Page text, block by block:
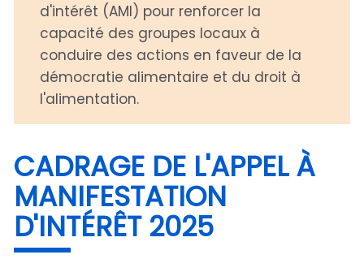
d'intérêt (AMI) pour renforcer la
capacité des groupes locaux à
conduire des actions en faveur de la
démocratie alimentaire et du droit à
l'alimentation.
CADRAGE DE L'APPEL À
MANIFESTATION
D'INTÉRÊT 2025